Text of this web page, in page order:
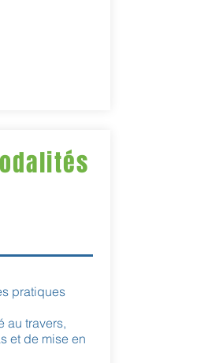
pratiques
au travers,
et de mise en